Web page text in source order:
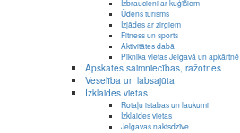
Izbraucieni ar kuģīšiem
Ūdens tūrisms
Izjādes ar zirgiem
Fitness un sports
Aktivitātes dabā
Piknika vietas Jelgavā un apkārtnē
Apskates saimniecības, ražotnes
Veselība un labsajūta
Izklaides vietas
Rotaļu istabas un laukumi
Izklaides vietas
Jelgavas naktsdzīve